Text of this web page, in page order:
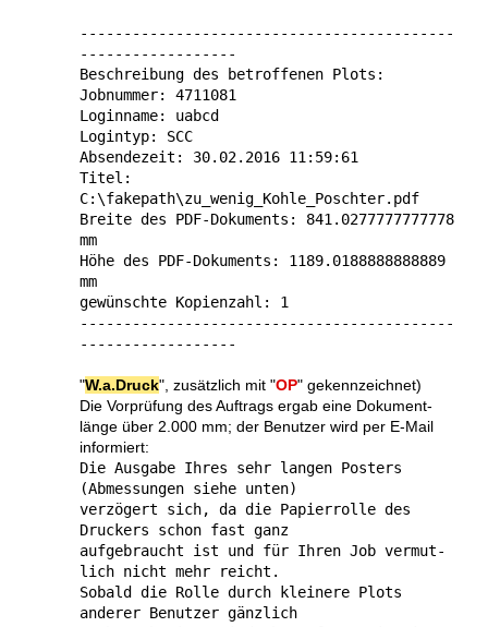
-------------------------------------------
------------------
Beschreibung des betroffenen Plots:
Jobnummer: 4711081
Loginname: uabcd
Logintyp: SCC
Absendezeit: 30.02.2016 11:59:61
Titel:
C:\fakepath\zu_wenig_Kohle_Poschter.pdf
Breite des PDF-Dokuments: 841.0277777777778
mm
Höhe des PDF-Dokuments: 1189.0188888888889
mm
gewünschte Kopienzahl: 1
-------------------------------------------
------------------
"W.a.Druck", zusätzlich mit "OP" gekennzeichnet)
Die Vorprüfung des Auftrags ergab eine Doku­ment­
länge über 2.000 mm; der Benutzer wird per E-Mail
informiert:
Die Ausgabe Ihres sehr langen Posters
(Abmes­sungen siehe unten)
verzögert sich, da die Papier­rolle des
Druckers schon fast ganz
aufgebraucht ist und für Ihren Job vermut­
lich nicht mehr reicht.
Sobald die Rolle durch kleinere Plots
anderer Benutzer gänzlich